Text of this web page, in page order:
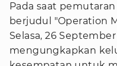
Pada saat
berjudul "Operation
Selasa, 26
mengungkapkan